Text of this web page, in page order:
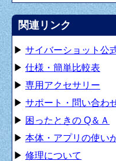
関連リンク
▶サイバーショット公
▶仕様・簡単比較表
▶専用アクセサリー
▶サポート・問い合わ
▶ 困ったときの Q＆Ａ
▶本体・アプリの使い
▶修理について